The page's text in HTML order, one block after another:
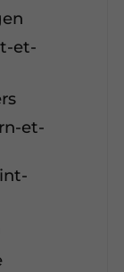
et-
et-